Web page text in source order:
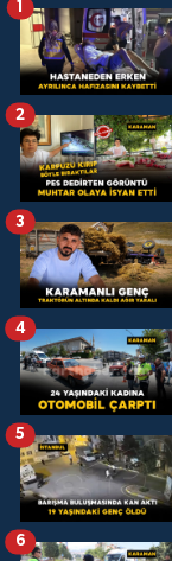
1
2
3
4
5
6